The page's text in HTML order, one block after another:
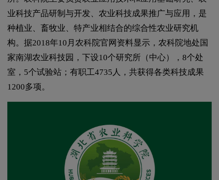
业科技产品研制与开发、农业科技成果推广与应用，是
种植业、畜牧业、特产业相结合的综合性农业研究机
构。据2018年10月农科院官网资料显示，农科院地处国
家南湖农业科技园，下设10个研究所（中心），8个处
室，5个试验站；有职工4735人，共获得各类科技成果
1200多项。